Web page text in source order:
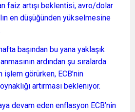
faiz artışı beklentisi, avro/dolar
en düşüğünden yükselmesine
başından bu yana yaklaşık
ardından şu sıralarda
görürken, ECB’nin
artırması bekleniyor.
devam eden enflasyon ECB’nin